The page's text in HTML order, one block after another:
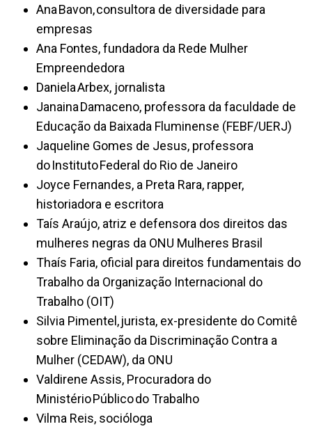
Ana Bavon, consultora de diversidade para
empresas
Ana Fontes, fundadora da Rede Mulher
Empreendedora
Daniela Arbex, jornalista
Janaina Damaceno, professora da faculdade de
Educação da Baixada Fluminense (FEBF/UERJ)
Jaqueline Gomes de Jesus, professora
do Instituto Federal do Rio de Janeiro
Joyce Fernandes, a Preta Rara, rapper,
historiadora e escritora
Taís Araújo, atriz e defensora dos direitos das
mulheres negras da ONU Mulheres Brasil
Thaís Faria, oficial para direitos fundamentais do
Trabalho da Organização Internacional do
Trabalho (OIT)
Silvia Pimentel, jurista, ex-presidente do Comitê
sobre Eliminação da Discriminação Contra a
Mulher (CEDAW), da ONU
Valdirene Assis, Procuradora do
Ministério Público do Trabalho
Vilma Reis, socióloga